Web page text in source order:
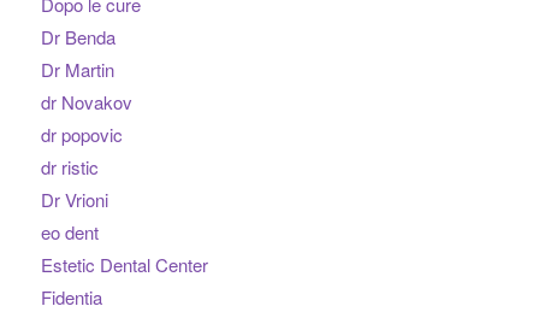
Dr Benda
Dr Martin
dr Novakov
dr popovic
dr ristic
Dr Vrioni
eo dent
Estetic Dental Center
Fidentia